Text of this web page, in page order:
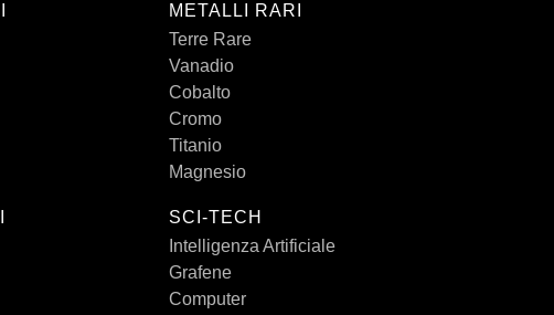
METALLI RARI
Terre Rare
Vanadio
Cobalto
Cromo
Titanio
Magnesio
SCI-TECH
Intelligenza Artificiale
Grafene
Computer